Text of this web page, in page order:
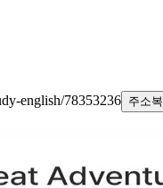
english/78353236 주소